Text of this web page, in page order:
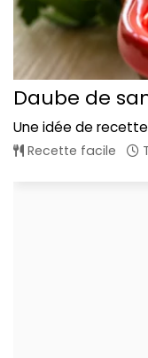
Daube de
Une idée de
Recette facile